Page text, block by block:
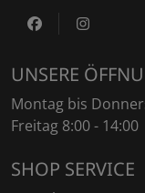
https://
UNSERE
Montag bis
Freitag 8:00 - 14:00
SHOP SERVICE